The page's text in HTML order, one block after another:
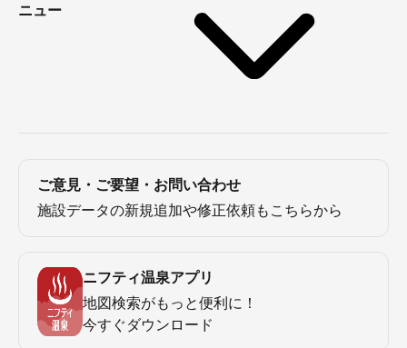
ニュー
ご意見・ご要望・お問い合わせ
施設データの新規追加や修正依頼もこちらから
ニフティ温泉アプリ
地図検索がもっと便利に！
今すぐダウンロード